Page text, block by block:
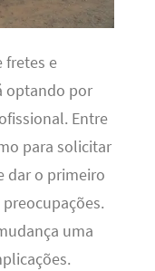
fretes e
optando por
Entre
para solicitar
dar o primeiro
uma